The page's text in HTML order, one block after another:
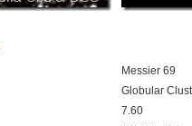
Messier 69
Globular
7.60